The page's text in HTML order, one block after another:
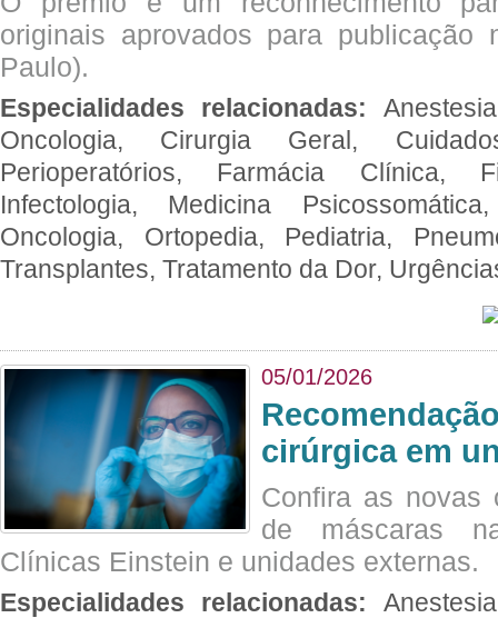
originais aprovados para publicação
Paulo).
Especialidades relacionadas:
Oncologia, Cirurgia Geral,
Perioperatórios, Farmácia Clínica,
Infectologia, Medicina
Oncologia, Ortopedia, Pediatria,
Transplantes, Tratamento da Dor,
05/01/2026
cirúrgica em
Confira as novas
de máscaras
Clínicas Einstein e unidades externas.
Especialidades relacionadas: